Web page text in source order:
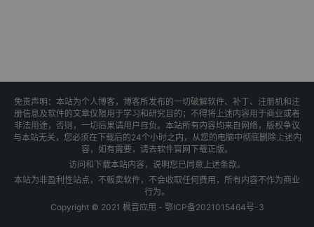
免责声明：本站为个人博客，博客所发布的一切破解软件、补丁、注册机和注
册信息及软件的文章仅限用于学习和研究目的；不得将上述内容用于商业或者
非法用途，否则，一切后果请用户自负。本站所有内容均来自网络，版权争议
与本站无关，您必须在下载后的24个小时之内，从您的电脑中彻底删除上述内
容，如有需要，请去软件官网下载正版。
访问和下载本站内容，说明您已同意上述条款。
本站为非盈利性站点，不贩卖软件，不会收取任何费用，所有内容不作为商业
行为。
Copyright © 2021 枫音应用 - 鄂ICP备2021015464号-3